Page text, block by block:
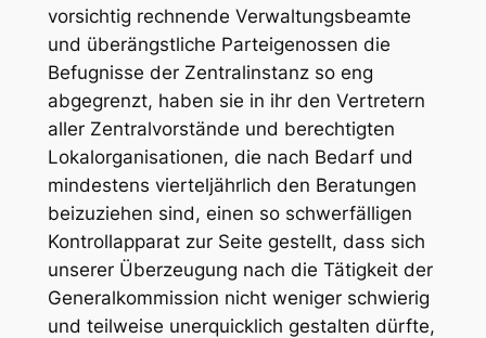
vorsichtig rechnende Verwaltungsbeamte
und überängstliche Parteigenossen die
Befugnisse der Zentralinstanz so eng
abgegrenzt, haben sie in ihr den Vertretern
aller Zentralvorstände und berechtigten
Lokalorganisationen, die nach Bedarf und
mindestens vierteljährlich den Beratungen
beizuziehen sind, einen so schwerfälligen
Kontrollapparat zur Seite gestellt, dass sich
unserer Überzeugung nach die Tätigkeit der
Generalkommission nicht weniger schwierig
und teilweise unerquicklich gestalten dürfte,